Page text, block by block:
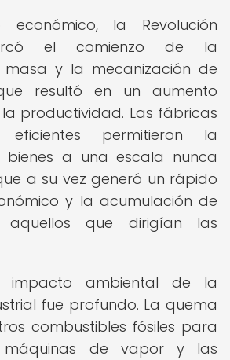
la Revolución
el comienzo de la
masa y la mecanización de
resultó en un aumento
productividad. Las fábricas
permitieron la
bienes a una escala nunca
a su vez generó un rápido
y la acumulación de
aquellos que dirigían las
impacto ambiental de la
fue profundo. La quema
combustibles fósiles para
máquinas de vapor y las